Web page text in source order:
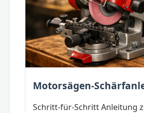
Motorsägen-
Schritt-für-Schritt Anleitung